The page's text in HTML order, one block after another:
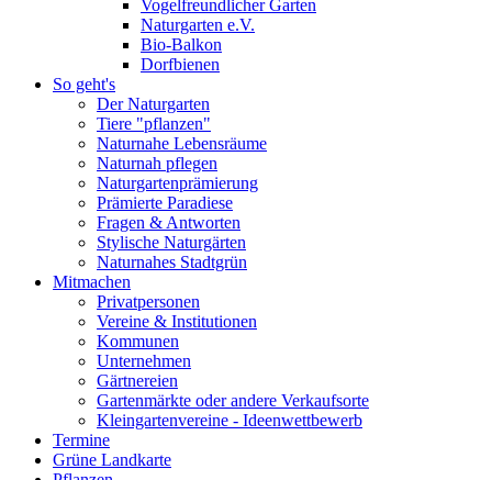
Vogelfreundlicher Garten
Naturgarten e.V.
Bio-Balkon
Dorfbienen
So geht's
Der Naturgarten
Tiere "pflanzen"
Naturnahe Lebensräume
Naturnah pflegen
Naturgartenprämierung
Prämierte Paradiese
Fragen & Antworten
Stylische Naturgärten
Naturnahes Stadtgrün
Mitmachen
Privatpersonen
Vereine & Institutionen
Kommunen
Unternehmen
Gärtnereien
Gartenmärkte oder andere Verkaufsorte
Kleingartenvereine - Ideenwettbewerb
Termine
Grüne Landkarte